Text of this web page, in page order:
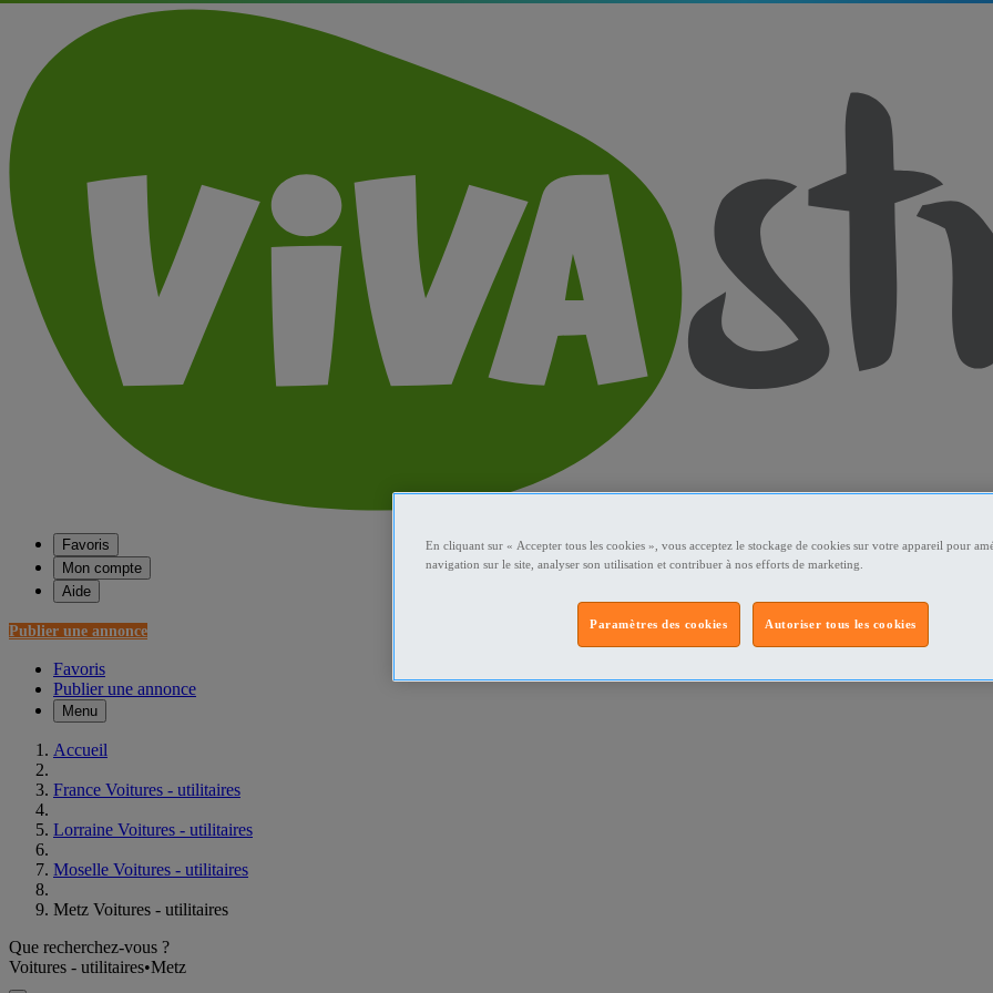
Favoris
Mon compte
Aide
Publier une annonce
Favoris
Publier une annonce
Menu
Accueil
France Voitures - utilitaires
Lorraine Voitures - utilitaires
Moselle Voitures - utilitaires
Metz Voitures - utilitaires
Que recherchez-vous ?
Voitures - utilitaires•Metz
En cliquant sur « Accepter tous les cookies », vous acceptez le stockage de cookies sur votre appareil pour
navigation sur le site, analyser son utilisation et contribuer à nos efforts de marketing.
Autoriser tous les cookies
Paramètres des cookies